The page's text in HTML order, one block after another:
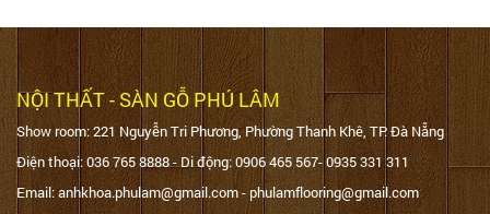
NỘI THẤT - SÀN GỖ PHÚ LÂM
Show room: 221 Nguyễn Tri Phương, Phường Thanh Khê, TP. Đà Nẵng
Điện thoại: 036 765 8888 - Di động: 0906 465 567- 0935 331 311
Email: anhkhoa.phulam@gmail.com - phulamflooring@gmail.com